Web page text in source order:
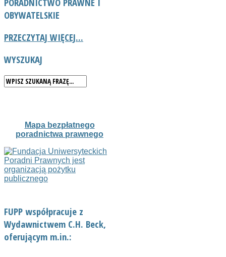
OBYWATELSKIE
PRZECZYTAJ WIĘCEJ...
WYSZUKAJ
Mapa bezpłatnego
poradnictwa prawnego
FUPP współpracuje z
Wydawnictwem C.H. Beck,
oferującym m.in.: